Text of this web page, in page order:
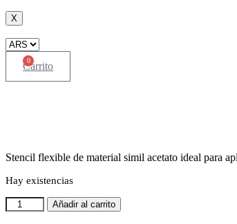
X
0
Carrito
Stencil flexible de material simil acetato ideal para
Hay existencias
STFD
B
Añadir al carrito